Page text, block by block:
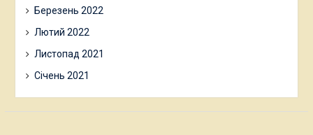
Березень 2022
Лютий 2022
Листопад 2021
Січень 2021